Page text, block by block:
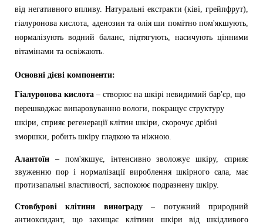
від негативного впливу. Натуральні екстракти (ківі, грейпфрут),
гіалуронова кислота, аденозин та олія ши помітно пом'якшують,
нормалізують водний баланс, підтягують, насичують цінними
вітамінами та освіжають.
Основні дієві компоненти:
Гіалуронова кислота – створює на шкірі невидимий бар'єр, що
перешкоджає випаровуванню вологи, покращує структуру
шкіри, сприяє регенерації клітин шкіри, скорочує дрібні
зморшки, робить шкіру гладкою та ніжною.
Алантоїн – пом'якшує, інтенсивно зволожує шкіру, сприяє
звуженню пор і нормалізації вироблення шкірного сала, має
протизапальні властивості, заспокоює подразнену шкіру.
Стовбурові клітини винограду– потужний природний
антиоксидант, що захищає клітини шкіри від шкідливого